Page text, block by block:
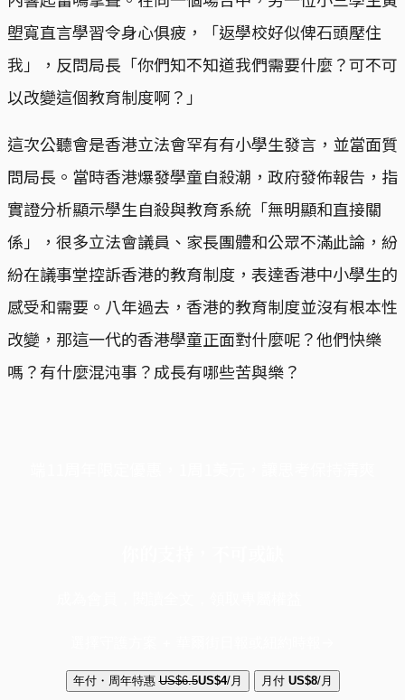
塱寬直言學習令身心俱疲，「返學校好似俾石頭壓住
我」，反問局長「你們知不知道我們需要什麼？可不可
以改變這個教育制度啊？」
這次公聽會是香港立法會罕有有小學生發言，並當面質
問局長。當時香港爆發學童自殺潮，政府發佈報告，指
實證分析顯示學生自殺與教育系統「無明顯和直接關
係」，很多立法會議員、家長團體和公眾不滿此論，紛
紛在議事堂控訴香港的教育制度，表達香港中小學生的
感受和需要。八年過去，香港的教育制度並沒有根本性
改變，那這一代的香港學童正面對什麼呢？他們快樂
嗎？有什麼混沌事？成長有哪些苦與樂？
年付・周年特惠 US$6.5US$4/月 月付 US$8/月